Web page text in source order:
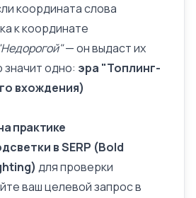
координата слова
к координате
— он выдаст их
значит одно: эра "Топлинг-
вхождения)
практике
в SERP (Bold
для проверки
ваш целевой запрос в